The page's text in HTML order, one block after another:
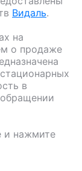
Видаль.
на
о продаже
в
и нажмите